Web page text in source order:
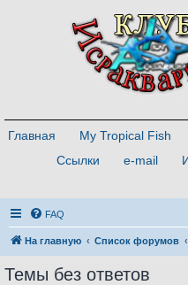
Главная My Tropical Fish
Ссылки
e-mail
FAQ
На главную Список форумов
Темы без ответов